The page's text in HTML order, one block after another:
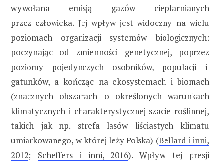
wywołana emisją gazów cieplarnianych
przez człowieka. Jej wpływ jest widoczny na wielu
poziomach organizacji systemów biologicznych:
poczynając od zmienności genetycznej, poprzez
poziomy pojedynczych osobników, populacji i
gatunków, a kończąc na ekosystemach i biomach
(znacznych obszarach o określonych warunkach
klimatycznych i charakterystycznej szacie roślinnej,
takich jak np. strefa lasów liściastych klimatu
umiarkowanego, w której leży Polska) (Bellard i inni,
2012; Scheffers i inni, 2016). Wpływ tej presji